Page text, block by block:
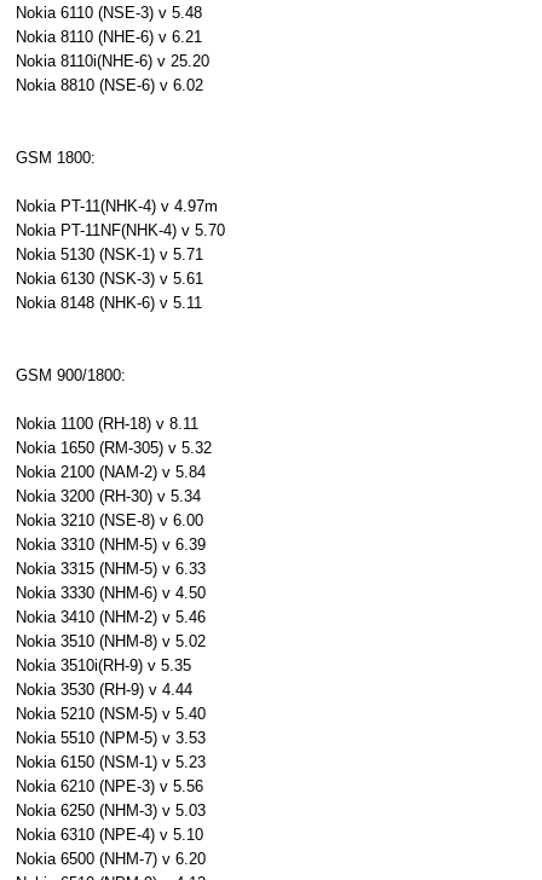
Nokia 6110 (NSE-3) v 5.48
Nokia 8110 (NHE-6) v 6.21
Nokia 8110i(NHE-6) v 25.20
Nokia 8810 (NSE-6) v 6.02
GSM 1800:
Nokia PT-11(NHK-4) v 4.97m
Nokia PT-11NF(NHK-4) v 5.70
Nokia 5130 (NSK-1) v 5.71
Nokia 6130 (NSK-3) v 5.61
Nokia 8148 (NHK-6) v 5.11
GSM 900/1800:
Nokia 1100 (RH-18) v 8.11
Nokia 1650 (RM-305) v 5.32
Nokia 2100 (NAM-2) v 5.84
Nokia 3200 (RH-30) v 5.34
Nokia 3210 (NSE-8) v 6.00
Nokia 3310 (NHM-5) v 6.39
Nokia 3315 (NHM-5) v 6.33
Nokia 3330 (NHM-6) v 4.50
Nokia 3410 (NHM-2) v 5.46
Nokia 3510 (NHM-8) v 5.02
Nokia 3510i(RH-9) v 5.35
Nokia 3530 (RH-9) v 4.44
Nokia 5210 (NSM-5) v 5.40
Nokia 5510 (NPM-5) v 3.53
Nokia 6150 (NSM-1) v 5.23
Nokia 6210 (NPE-3) v 5.56
Nokia 6250 (NHM-3) v 5.03
Nokia 6310 (NPE-4) v 5.10
Nokia 6500 (NHM-7) v 6.20